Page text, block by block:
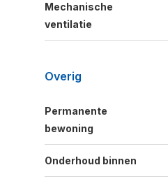
Mechanische
ventilatie
Overig
Permanente
bewoning
Onderhoud binnen